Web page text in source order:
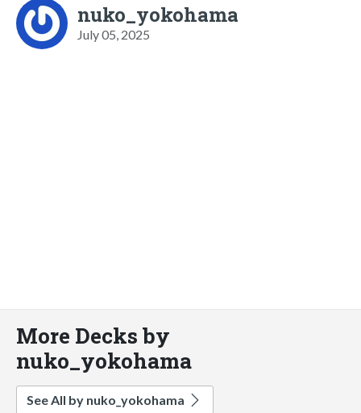
nuko_yokohama
July 05, 2025
More Decks by
nuko_yokohama
See All by nuko_yokohama